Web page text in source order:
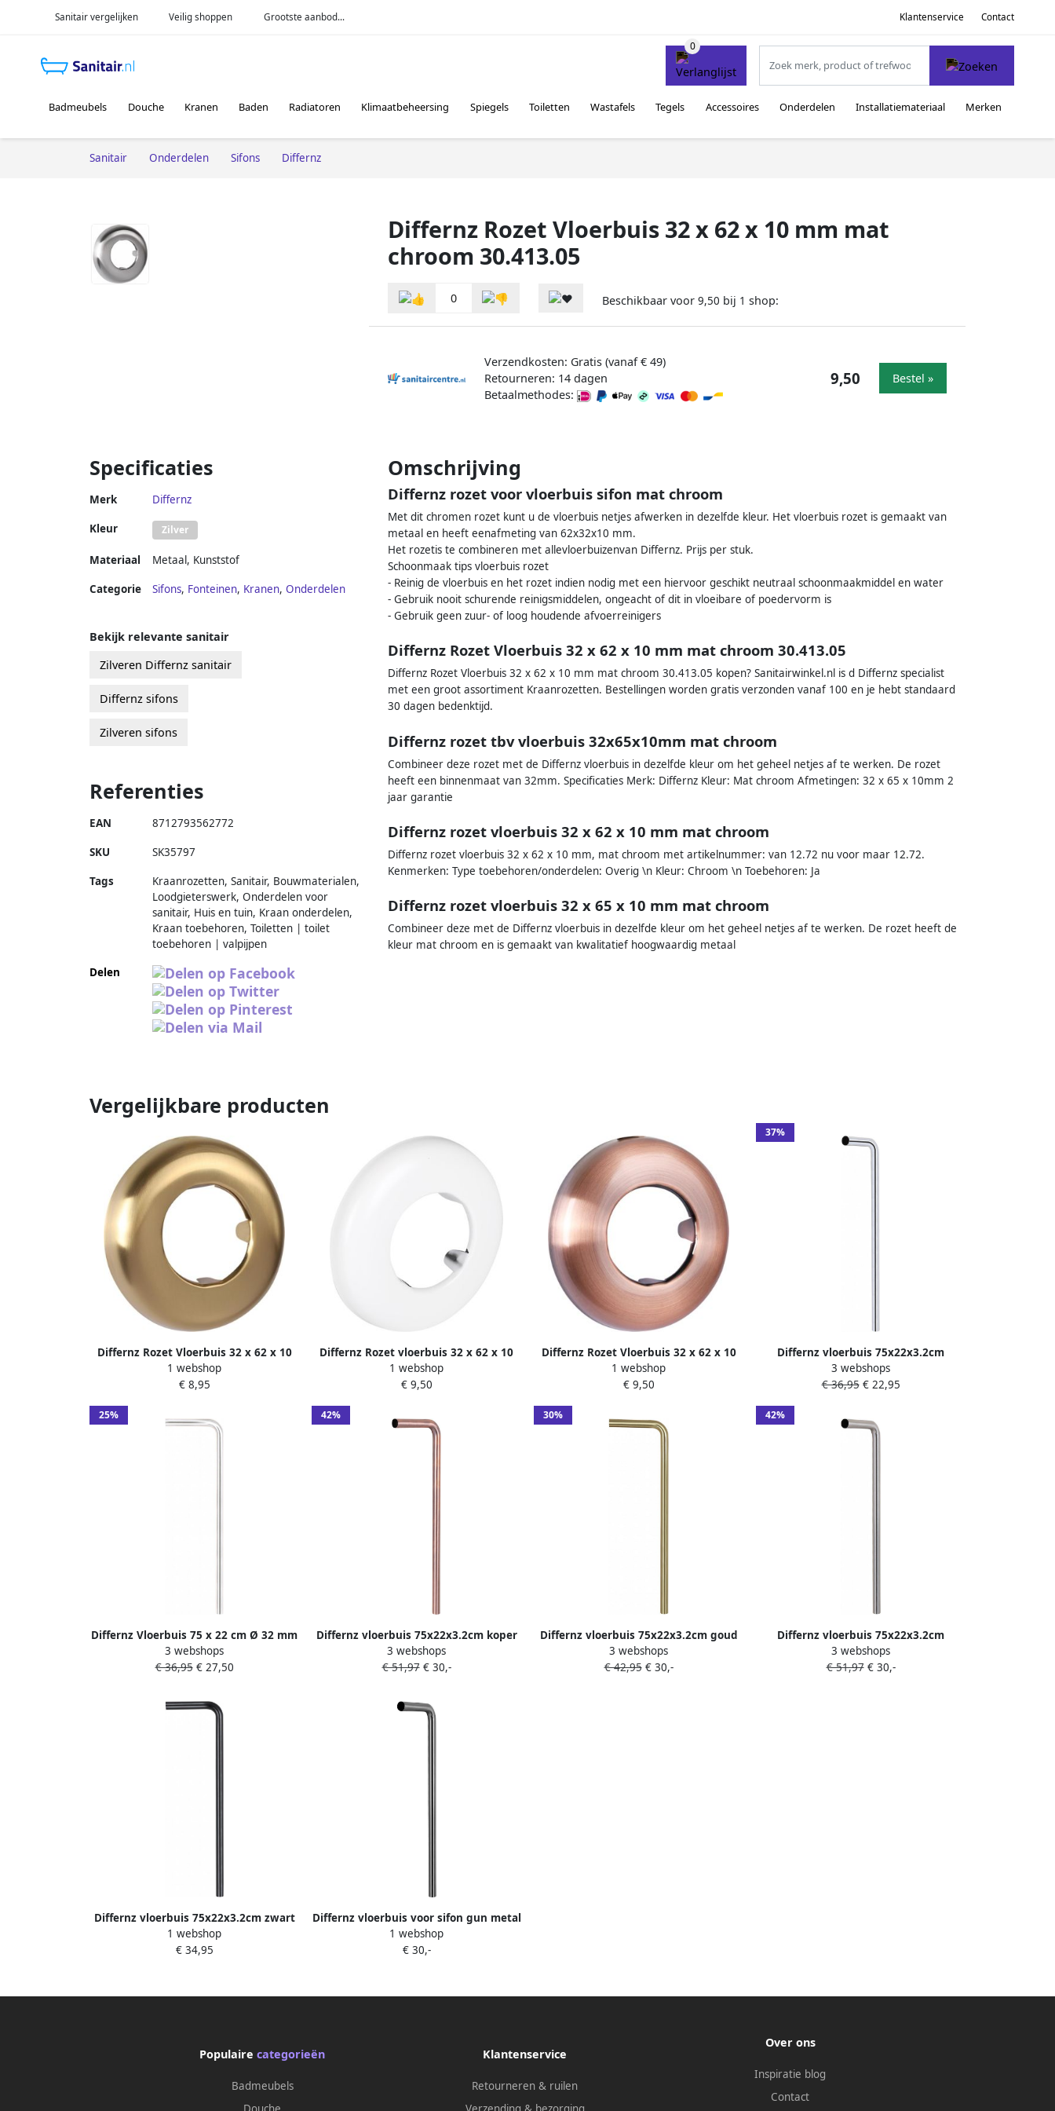
Sanitair vergelijken Veilig shoppen Grootste aanbod... Klantenservice Contact
Badmeubels Douche Kranen Baden Radiatoren Klimaatbeheersing Spiegels Toiletten Wastafels Tegels Accessoires Onderdelen Installatiemateriaal Merken
Sanitair Onderdelen Sifons Differnz
Differnz Rozet Vloerbuis 32 x 62 x 10 mm mat
chroom 30.413.05
0 Beschikbaar voor 9,50 bij 1 shop:
Verzendkosten: Gratis (vanaf € 49)
Retourneren: 14 dagen
Betaalmethodes:
9,50 Bestel »
Specificaties
Merk Differnz
Kleur Zilver
Materiaal Metaal, Kunststof
Categorie Sifons, Fonteinen, Kranen, Onderdelen
Omschrijving
Differnz rozet voor vloerbuis sifon mat chroom
Met dit chromen rozet kunt u de vloerbuis netjes afwerken in dezelfde kleur. Het vloerbuis rozet is gemaakt van
metaal en heeft eenafmeting van 62x32x10 mm.
Het rozetis te combineren met allevloerbuizenvan Differnz. Prijs per stuk.
Schoonmaak tips vloerbuis rozet
- Reinig de vloerbuis en het rozet indien nodig met een hiervoor geschikt neutraal schoonmaakmiddel en water
- Gebruik nooit schurende reinigsmiddelen, ongeacht of dit in vloeibare of poedervorm is
- Gebruik geen zuur- of loog houdende afvoerreinigers
Differnz Rozet Vloerbuis 32 x 62 x 10 mm mat chroom 30.413.05
Differnz Rozet Vloerbuis 32 x 62 x 10 mm mat chroom 30.413.05 kopen? Sanitairwinkel.nl is d Differnz specialist
met een groot assortiment Kraanrozetten. Bestellingen worden gratis verzonden vanaf 100 en je hebt standaard
30 dagen bedenktijd.
Differnz rozet tbv vloerbuis 32x65x10mm mat chroom
Combineer deze rozet met de Differnz vloerbuis in dezelfde kleur om het geheel netjes af te werken. De rozet
heeft een binnenmaat van 32mm. Specificaties Merk: Differnz Kleur: Mat chroom Afmetingen: 32 x 65 x 10mm 2
jaar garantie
Differnz rozet vloerbuis 32 x 62 x 10 mm mat chroom
Differnz rozet vloerbuis 32 x 62 x 10 mm, mat chroom met artikelnummer: van 12.72 nu voor maar 12.72.
Kenmerken: Type toebehoren/onderdelen: Overig \n Kleur: Chroom \n Toebehoren: Ja
Differnz rozet vloerbuis 32 x 65 x 10 mm mat chroom
Combineer deze met de Differnz vloerbuis in dezelfde kleur om het geheel netjes af te werken. De rozet heeft de
kleur mat chroom en is gemaakt van kwalitatief hoogwaardig metaal
Bekijk relevante sanitair
Zilveren Differnz sanitair
Differnz sifons
Zilveren sifons
Referenties
EAN 8712793562772
SKU SK35797
Tags
Kraanrozetten, Sanitair, Bouwmaterialen,
Loodgieterswerk, Onderdelen voor
sanitair, Huis en tuin, Kraan onderdelen,
Kraan toebehoren, Toiletten | toilet
toebehoren | valpijpen
Delen
Vergelijkbare producten
Differnz Rozet Vloerbuis 32 x 62 x 10
mm mat goud 30.413.08
1 webshop
€ 8,95
Differnz Rozet vloerbuis 32 x 62 x 10
mm wit 30.413.24
1 webshop
€ 9,50
Differnz Rozet Vloerbuis 32 x 62 x 10
mm rood koper 30.413.07
1 webshop
€ 9,50
37%
Differnz vloerbuis 75x22x3.2cm
chroom 30.413.00
3 webshops
€ 36,95€ 22,95
25%
Differnz Vloerbuis 75 x 22 cm Ø 32 mm
wit 30.413.25
3 webshops
€ 36,95€ 27,50
42%
Differnz vloerbuis 75x22x3.2cm koper
mat 30.413.01
3 webshops
€ 51,97€ 30,-
30%
Differnz vloerbuis 75x22x3.2cm goud
mat 30.413.04
3 webshops
€ 42,95€ 30,-
42%
Differnz vloerbuis 75x22x3.2cm
chroom mat 30.413.02
3 webshops
€ 51,97€ 30,-
Differnz vloerbuis 75x22x3.2cm zwart
mat 30.413.03
1 webshop
€ 34,95
Differnz vloerbuis voor sifon gun metal
1 webshop
€ 30,-
Populaire categorieën
Badmeubels
Klantenservice
Retourneren & ruilen
Over ons
Inspiratie blog
Contact